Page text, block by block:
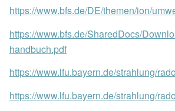
https://www.bfs.de/DE/themen/ion/
https://www.bfs.de/SharedDocs/
handbuch.pdf
https://www.lfu.bayern.de/strahlung/
https://www.lfu.bayern.de/strahlung/